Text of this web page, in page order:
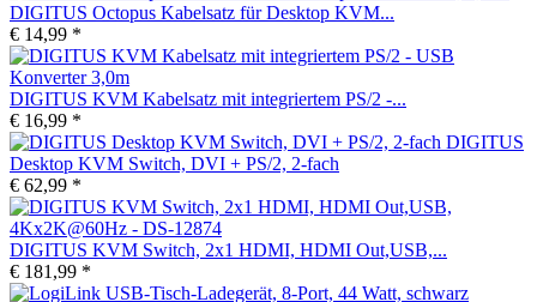
DIGITUS Octopus Kabelsatz für Desktop KVM...
€ 14,99 *
DIGITUS KVM Kabelsatz mit integriertem PS/2 -...
€ 16,99 *
DIGITUS
Desktop KVM Switch, DVI + PS/2, 2-fach
€ 62,99 *
DIGITUS KVM Switch, 2x1 HDMI, HDMI Out,USB,...
€ 181,99 *